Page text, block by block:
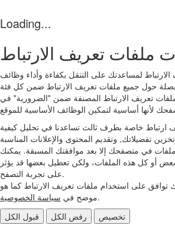
Loading...
ملفات تعريف الارتباط
لمساعدتك على التنقل بكفاءة وأداء وظائف
حول جميع ملفات تعريف الارتباط ضمن كل فئة
تعريف الارتباط المصنفة ضمن "الضرورية" في
ارتباط خاصة بطرف ثالث تساعدنا في تحليل كيفية
تفضيلاتك, وتقديم المحتوى والإعلانات المناسبة
في متصفحك إلا بعد موافقتك المسبقة. يمكنك
بعض أو كل هذه الملفات، ولكن تعطيل بعضها قد يؤثر
على تجربة التصفح.
توافق على استخدام ملفات تعريف الارتباط كما هو
موضح في سياسة الخصوصية
.
قبول الكل
رفض الكل تخصيص